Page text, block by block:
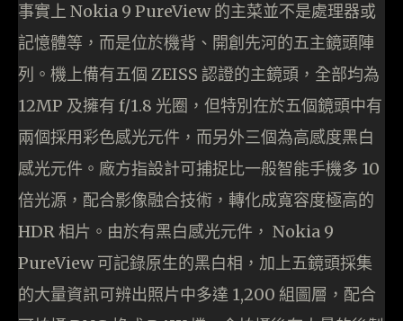
事實上 Nokia 9 PureView 的主菜並不是處理器或
記憶體等，而是位於機背、開創先河的五主鏡頭陣
列。機上備有五個 ZEISS 認證的主鏡頭，全部均為
12MP 及擁有 f/1.8 光圈，但特別在於五個鏡頭中有
兩個採用彩色感光元件，而另外三個為高感度黑白
感光元件。廠方指設計可捕捉比一般智能手機多 10
倍光源，配合影像融合技術，轉化成寬容度極高的
HDR 相片。由於有黑白感光元件， Nokia 9
PureView 可記錄原生的黑白相，加上五鏡頭採集
的大量資訊可辨出照片中多達 1,200 組圖層，配合